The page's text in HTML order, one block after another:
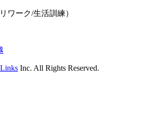
ワーク/生活訓練）
Links Inc. All Rights Reserved.